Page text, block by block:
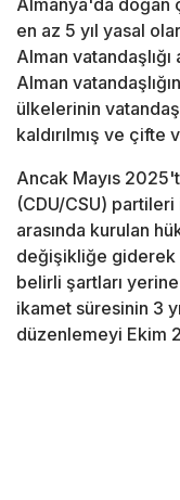
Almanya'da doğan
en az 5 yıl yasal
Alman
Alman
ülkelerinin
kaldırılmış ve çifte
Ancak Mayıs
(CDU/CSU)
arasında kurulan
değişikliğe giderek
belirli şartları
ikamet süresinin 3
düzenlemeyi Ekim